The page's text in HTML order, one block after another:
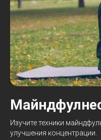
Изучите техники
улучшения концентрации.